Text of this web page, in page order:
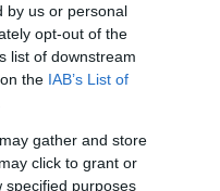
by us or personal
opt-out of the
list of downstream
the IAB’s List of
gather and store
click to grant or
specified purposes